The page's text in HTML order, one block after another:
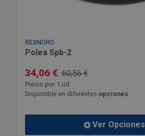
REXNORD
Polea Spb-2
34,06 € 60,56 €
Precio por 1 ud
Disponible en diferentes opciones
Ver Opciones